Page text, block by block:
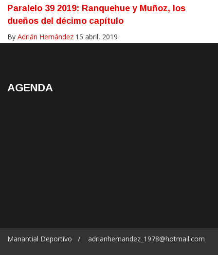
Paralelo 39 2019: Ranquehue y Muñoz, los
dueños del décimo capítulo
By Adrián Hernández 15 abril, 2019
AGENDA
Manantial Deportivo / adrianhernandez_1978@hotmail.com